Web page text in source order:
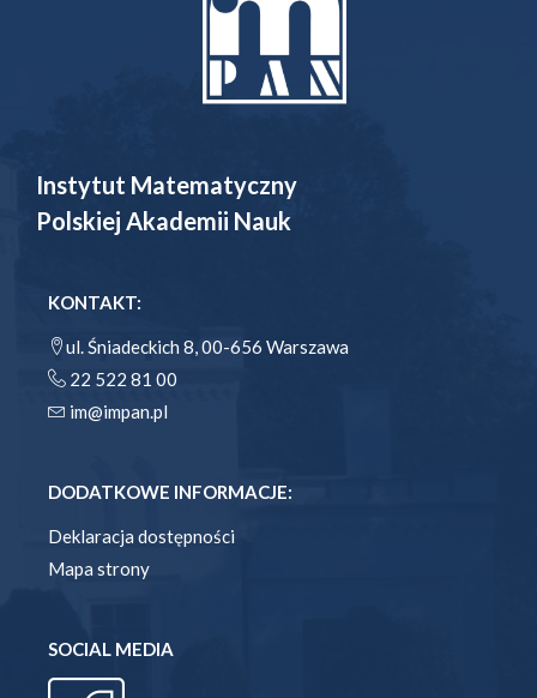
Instytut Matematyczny
Polskiej Akademii Nauk
KONTAKT:
ul. Śniadeckich 8, 00-656 Warszawa
22 522 81 00
im@impan.pl
DODATKOWE INFORMACJE:
Deklaracja dostępności
Mapa strony
SOCIAL MEDIA